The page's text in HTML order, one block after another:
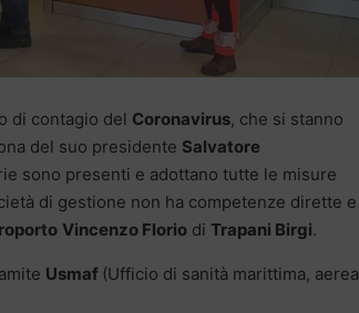
di contagio del Coronavirus, che si stanno
del suo presidente Salvatore
sono presenti e adottano tutte le misure
di gestione non ha competenze dirette e
Vincenzo Florio di Trapani Birgi.
Usmaf (Ufficio di sanità marittima, aerea